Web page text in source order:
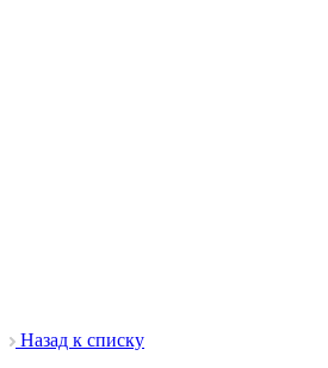
Назад к списку